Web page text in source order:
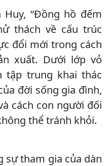
“Đồng hồ đếm
thách về cấu trúc
đổi mới trong cách
xuất. Dưới lớp vỏ
tập trung khai thác
đời sống gia đình,
cách con người đối
thể tránh khỏi.
sự tham gia của dàn